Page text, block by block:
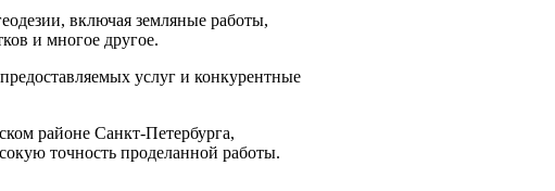
включая земляные работы,
и многое другое.
услуг и конкурентные
районе Санкт-Петербурга,
точность проделанной работы.